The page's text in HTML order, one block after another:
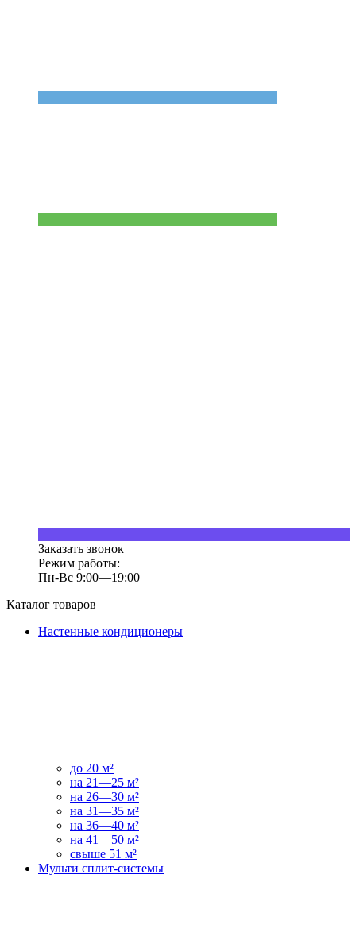
Заказать звонок
Режим работы:
Пн-Вс 9:00—19:00
Каталог товаров
Настенные кондиционеры
до 20 м²
на 21—25 м²
на 26—30 м²
на 31—35 м²
на 36—40 м²
на 41—50 м²
свыше 51 м²
Мульти сплит-системы